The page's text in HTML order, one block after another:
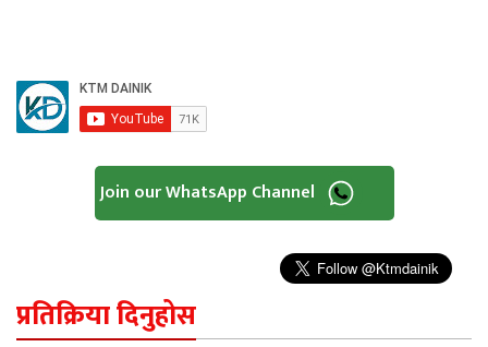
Join our WhatsApp Channel
प्रतिक्रिया दिनुहोस